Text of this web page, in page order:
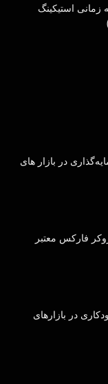
زمانی استیکینگ
در بازار های
فارکس معتبر
در بازارهای